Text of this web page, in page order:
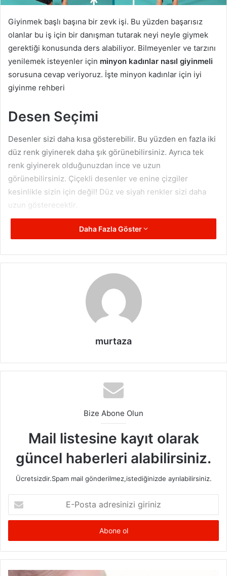
Giyinmek başlı başına bir zevk işi. Bu yüzden başarısız
olanlar bu iş için bir danışman tutarak neyi neyle giymek
gerektiği konusunda ders alabiliyor. Bilmeyenler ve tarzını
yenilemek isteyenler için minyon kadınlar nasıl giyinmeli
sorusuna cevap veriyoruz. İşte minyon kadınlar için iyi
giyinme rehberi
Desen Seçimi
Desenler sizi daha kısa gösterebilir. Bu yüzden en fazla iki
düz renk giyinerek daha şık görünebilirsiniz. Ayrıca tek
renk giyinerek olduğunuzdan ince ve uzun
görünebilirsiniz. Çiçekli desenler ve enine çizgiler
kesinlikle sizin için değil! Düz ve siyah renkler sizi daha
uzun gösterecektir.
Aksesuar Seçimi
Büyük çantalar ve iri takılardan kesinlikle uzak
olacaktır. Aynı zamanda ince kemerler belinize vurgu
yaparak ince görünmenizi sağlayabilir. Ancak büyük
parçalardan kesinlikle uzak durun.
Pantolon Boyu
Bileğin bir tık aşağısında pantolon ve etek boyları sizin için
idealdir. Aynı zamanda ispanyol paça modeller minyon
bacakları uzun gösteren pantolon
arasındadır. Bu seçimi yaparken topuklu ayakkabılarla
kombin yaratabilirsiniz.
Daha Fazla Göster
murtaza
Bize Abone Olun
Mail listesine kayıt olarak
güncel haberleri alabilirsiniz.
Ücretsizdir.Spam mail gönderilmez,istediğinizde ayrılabilirsiniz.
Posta
adresinizi